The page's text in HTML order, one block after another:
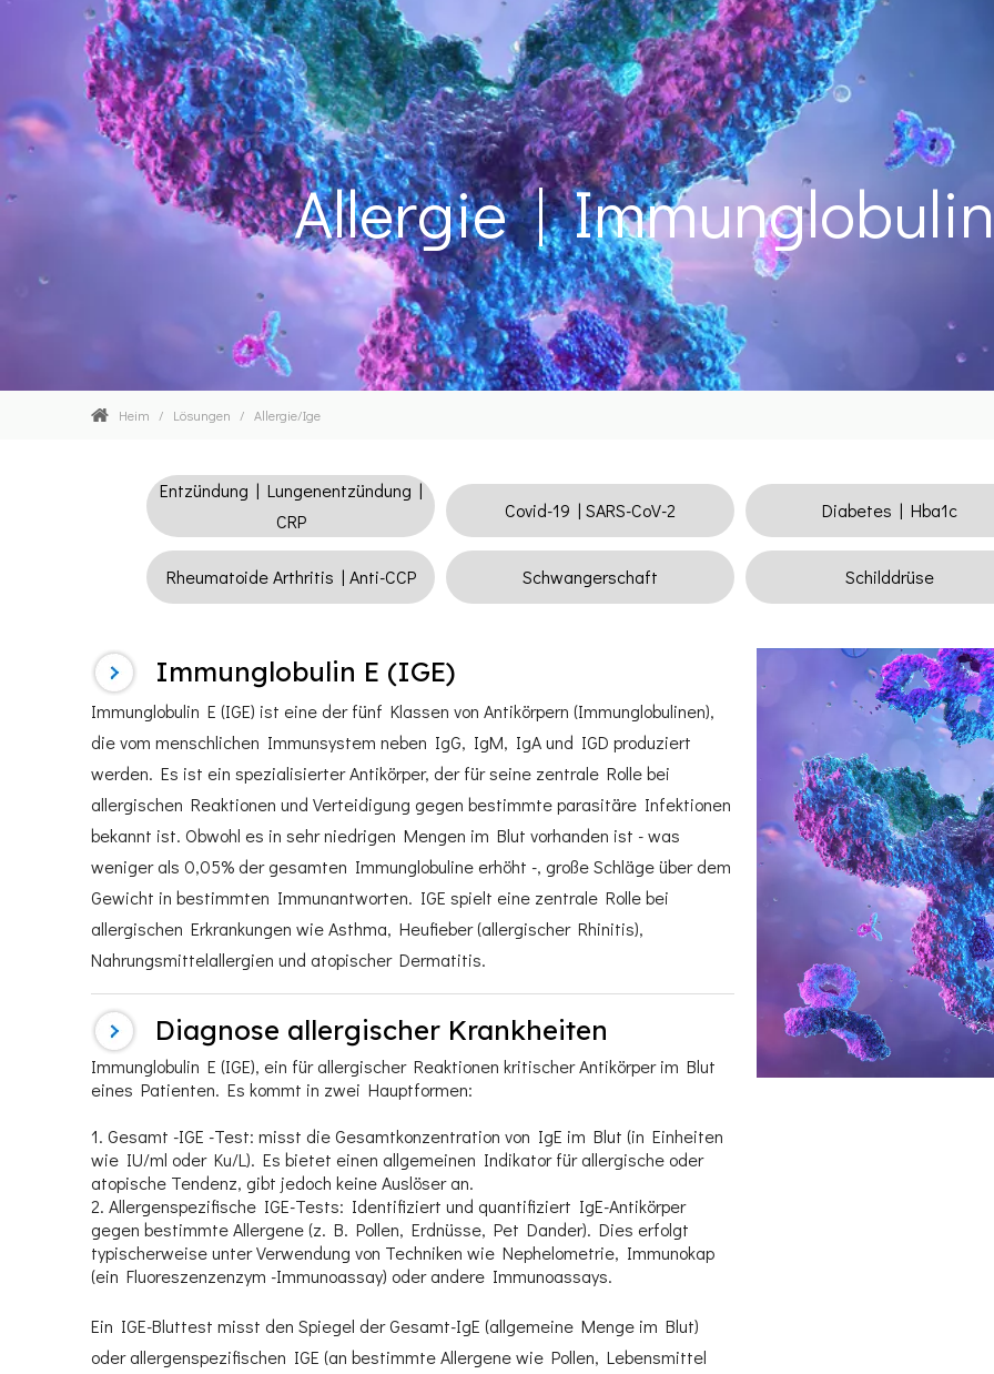
Allergie | Immunglobulin
Heim / Lösungen / Allergie/Ige
Entzündung | Lungenentzündung |
CRP
Covid-19 | SARS-CoV-2 Diabetes | Hba1c
Rheumatoide Arthritis | Anti-CCP Schwangerschaft Schilddrüse
Immunglobulin E (IGE)
Immunglobulin E (IGE) ist eine der fünf Klassen von Antikörpern (Immunglobulinen),
die vom menschlichen Immunsystem neben IgG, IgM, IgA und IGD produziert
werden. Es ist ein spezialisierter Antikörper, der für seine zentrale Rolle bei
allergischen Reaktionen und Verteidigung gegen bestimmte parasitäre Infektionen
bekannt ist. Obwohl es in sehr niedrigen Mengen im Blut vorhanden ist - was
weniger als 0,05% der gesamten Immunglobuline erhöht -, große Schläge über dem
Gewicht in bestimmten Immunantworten. IGE spielt eine zentrale Rolle bei
allergischen Erkrankungen wie Asthma, Heufieber (allergischer Rhinitis),
Nahrungsmittelallergien und atopischer Dermatitis.
Diagnose allergischer Krankheiten
Immunglobulin E (IGE), ein für allergischer Reaktionen kritischer Antikörper im Blut
eines Patienten. Es kommt in zwei Hauptformen:
Gesamt -IGE -Test: misst die Gesamtkonzentration von IgE im Blut (in Einheiten
wie IU/ml oder Ku/L). Es bietet einen allgemeinen Indikator für allergische oder
atopische Tendenz, gibt jedoch keine Auslöser an.
Allergenspezifische IGE-Tests: Identifiziert und quantifiziert IgE-Antikörper
gegen bestimmte Allergene (z. B. Pollen, Erdnüsse, Pet Dander). Dies erfolgt
typischerweise unter Verwendung von Techniken wie Nephelometrie, Immunokap
(ein Fluoreszenzenzym -Immunoassay) oder andere Immunoassays.
Ein IGE-Bluttest misst den Spiegel der Gesamt-IgE (allgemeine Menge im Blut)
oder allergenspezifischen IGE (an bestimmte Allergene wie Pollen, Lebensmittel